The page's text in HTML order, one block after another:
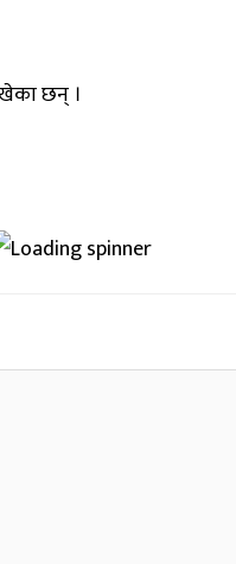
छन् ।